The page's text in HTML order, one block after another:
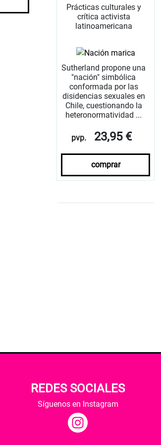
Prácticas culturales y
crítica activista
latinoamericana
Sutherland propone una
"nación" simbólica
conformada por las
disidencias sexuales en
Chile, cuestionando la
heteronormatividad ...
pvp. 23,95 €
comprar
REDES SOCIALES
Síguenos en Instagram